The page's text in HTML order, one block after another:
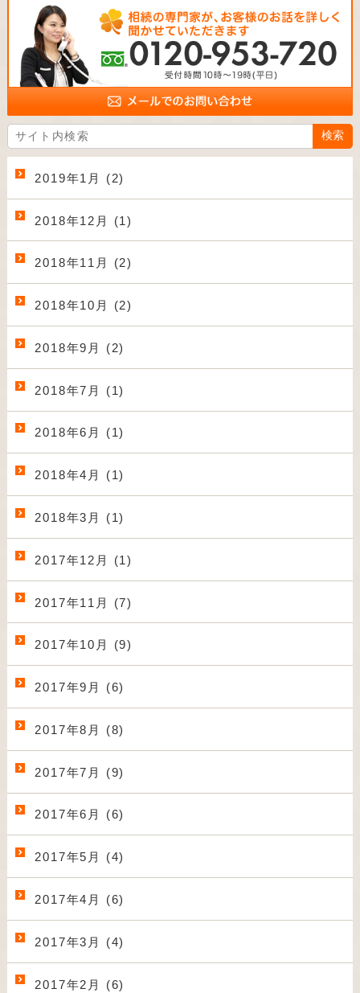
2019年1月 (2)
2018年12月 (1)
2018年11月 (2)
2018年10月 (2)
2018年9月 (2)
2018年7月 (1)
2018年6月 (1)
2018年4月 (1)
2018年3月 (1)
2017年12月 (1)
2017年11月 (7)
2017年10月 (9)
2017年9月 (6)
2017年8月 (8)
2017年7月 (9)
2017年6月 (6)
2017年5月 (4)
2017年4月 (6)
2017年3月 (4)
2017年2月 (6)